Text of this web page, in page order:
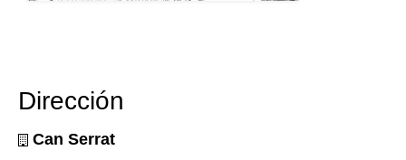
Dirección
Can Serrat